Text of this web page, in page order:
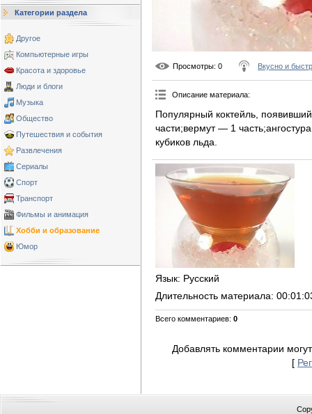
Категории раздела
Другое
Компьютерные игры
Красота и здоровье
Люди и блоги
Музыка
Общество
Путешествия и события
Развлечения
Сериалы
Спорт
Транспорт
Фильмы и анимация
Хобби и образование
Юмор
Просмотры: 0 Вкусно и
Описание материала:
Популярный коктейль,
части;вермут — 1
кубиков льда.
Язык: Русский
Длительность материала:
Всего комментариев: 0
Добавлять комментарии
[